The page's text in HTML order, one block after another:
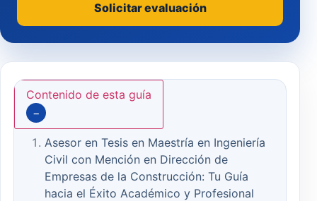
Contenido de esta guía
−
Asesor en Tesis en Maestría en Ingeniería
Civil con Mención en Dirección de
Empresas de la Construcción: Tu Guía
hacia el Éxito Académico y Profesional
Solicitar evaluación